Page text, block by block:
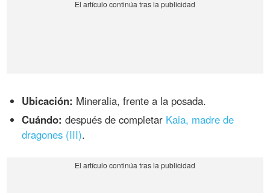
Ubicación: Mineralia, frente a la posada.
Cuándo: después de completar Kaia, madre de
dragones (III).